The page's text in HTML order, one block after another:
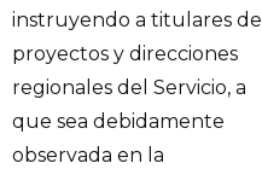
instruyendo a titulares de
proyectos y direcciones
regionales del Servicio, a
que sea debidamente
observada en la